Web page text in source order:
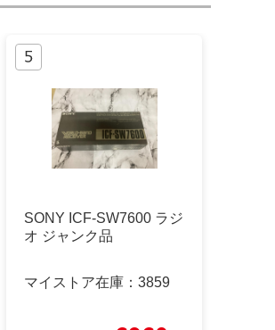
SONY ICF-SW7600 ラジ
オ ジャンク品
マイストア在庫： 3859